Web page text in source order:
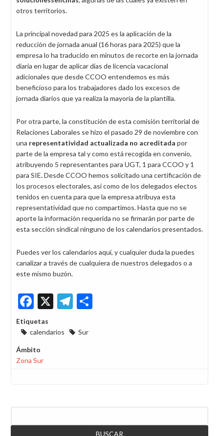
otros territorios.
La principal novedad para 2025 es la aplicación de la
reducción de jornada anual (16 horas para 2025) que la
empresa lo ha traducido en minutos de recorte en la jornada
diaria en lugar de aplicar días de licencia vacacional
adicionales que desde CCOO entendemos es más
beneficioso para los trabajadores dado los excesos de
jornada diarios que ya realiza la mayoría de la plantilla.
Por otra parte, la constitución de esta comisión territorial de
Relaciones Laborales se hizo el pasado 29 de noviembre con
una representatividad actualizada no acreditada por
parte de la empresa tal y como está recogida en convenio,
atribuyendo 5 representantes para UGT, 1 para CCOO y 1
para SIE.Desde CCOO hemos solicitado una certificación de
los procesos electorales, así como de los delegados electos
tenidos en cuenta para que la empresa atribuya esta
representatividad que no compartimos. Hasta que no se
aporte la información requerida no se firmarán por parte de
esta sección sindical ninguno de los calendarios presentados.
Puedes ver los calendarios aquí, y cualquier duda la puedes
canalizar a través de cualquiera de nuestros delegados o a
este mismo buzón.
Facebook
X Telegram
Etiquetas
calendarios
Sur
Ámbito
Zona Sur